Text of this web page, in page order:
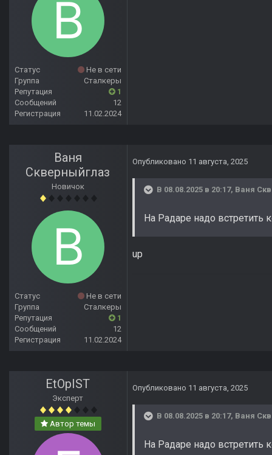
Статус
Не в сети
Группа
Сталкеры
Репутация
1
Сообщений
12
Регистрация
11.02.2024
Ваня
Скверныйглаз
Новичок
Статус
Не в сети
Группа
Сталкеры
Репутация
1
Сообщений
12
Регистрация
11.02.2024
Опубликовано 11 августа, 2025
В 08.08.2025 в 20:17, Ваня
На Радаре надо встретить
up
EtOpIST
Эксперт
Автор темы
Опубликовано 11 августа, 2025
В 08.08.2025 в 20:17, Ваня
На Радаре надо встретить